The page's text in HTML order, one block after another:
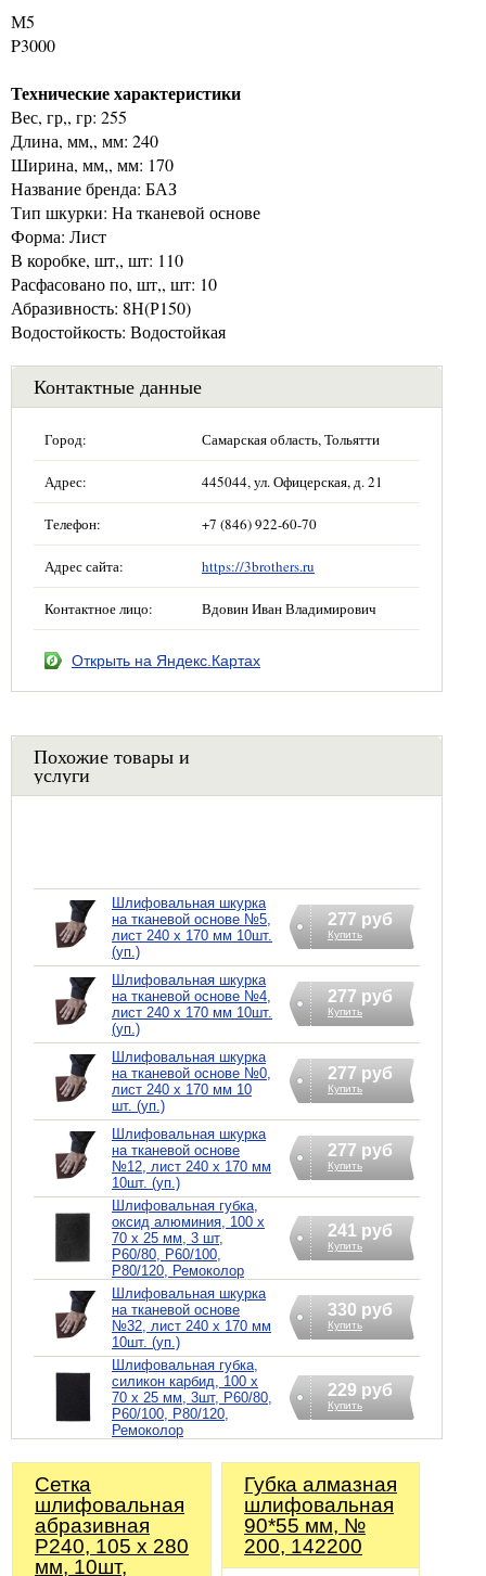
М5
P3000
Технические характеристики
Вес, гр,, гр: 255
Длина, мм,, мм: 240
Ширина, мм,, мм: 170
Название бренда: БАЗ
Тип шкурки: На тканевой основе
Форма: Лист
В коробке, шт,, шт: 110
Расфасовано по, шт,, шт: 10
Абразивность: 8Н(Р150)
Водостойкость: Водостойкая
Контактные данные
Город: Самарская область, Тольятти
Адрес: 445044, ул. Офицерская, д. 21
Телефон: +7 (846) 922-60-70
Адрес сайта: https://3brothers.ru
Контактное лицо: Вдовин Иван Владимирович
Открыть на Яндекс.Картах
Похожие товары и
услуги
Шлифовальная шкурка
на тканевой основе №5,
лист 240 х 170 мм 10шт.
(уп.)
277 руб
Купить
Шлифовальная шкурка
на тканевой основе №4,
лист 240 х 170 мм 10шт.
(уп.)
277 руб
Купить
Шлифовальная шкурка
на тканевой основе №0,
лист 240 х 170 мм 10
шт. (уп.)
277 руб
Купить
Шлифовальная шкурка
на тканевой основе
№12, лист 240 х 170 мм
10шт. (уп.)
277 руб
Купить
Шлифовальная губка,
оксид алюминия, 100 х
70 х 25 мм, 3 шт,
Р60/80, Р60/100,
Р80/120, Ремоколор
241 руб
Купить
Шлифовальная шкурка
на тканевой основе
№32, лист 240 х 170 мм
10шт. (уп.)
330 руб
Купить
Шлифовальная губка,
силикон карбид, 100 х
70 х 25 мм, 3шт, Р60/80,
Р60/100, Р80/120,
Ремоколор
229 руб
Купить
Сетка
шлифовальная
абразивная
Р240, 105 х 280
мм, 10шт,
Губка алмазная
шлифовальная
90*55 мм, №
200, 142200